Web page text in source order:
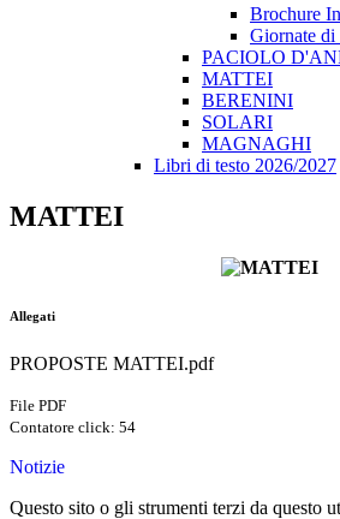
Brochure
Giornate di
PACIOLO
MATTEI
BERENINI
SOLARI
MAGNAGHI
Libri di testo 2026/2027
MATTEI
Allegati
PROPOSTE MATTEI.pdf
File PDF
Contatore click: 54
Notizie
Questo sito o gli strumenti terzi da questo